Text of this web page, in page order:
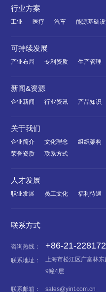
行业方案
工业 医疗 汽车 能源基础
可持续发展
产业布局 专利资质 生产管理
新闻&资源
企业新闻 行业资讯 产品知识
关于我们
企业简介 文化理念 组织架构
荣誉资质
联系方式
人才发展
职业发展 员工文化 福利待遇
联系方式
咨询热线： +86-21-
联系地址：
上海市松江区广富林
9幢4层
联系邮箱： sales@yint.com.cn